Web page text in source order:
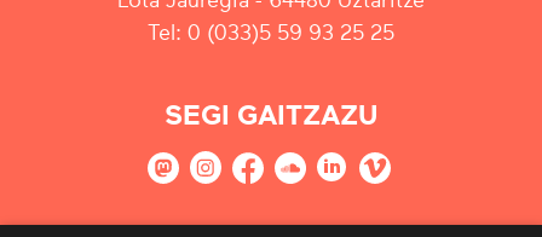
Tel: 0 (033)5 59 93 25 25
SEGI GAITZAZU